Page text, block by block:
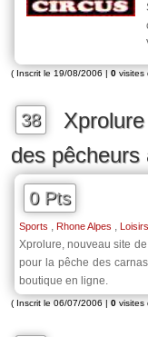
( Inscrit le 19/08/2006 | 0 visites
38
des pêcheurs
0 Pts
Sports , Rhone Alpes , Loisirs
Xprolure, nouveau site
pour la pêche des
boutique en ligne.
( Inscrit le 06/07/2006 | 0 visites